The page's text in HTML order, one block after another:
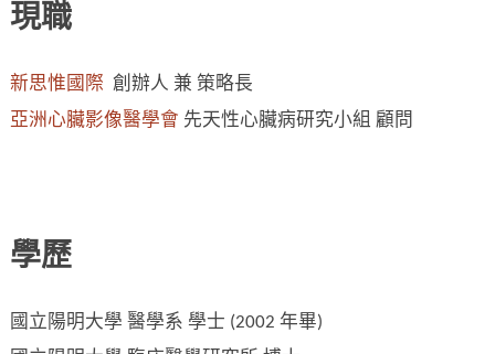
現職
新思惟國際 創辦人 兼 策略長
亞洲心臟影像醫學會 先天性心臟病研究小組 顧問
學歷
國立陽明大學 醫學系 學士 (2002 年畢)